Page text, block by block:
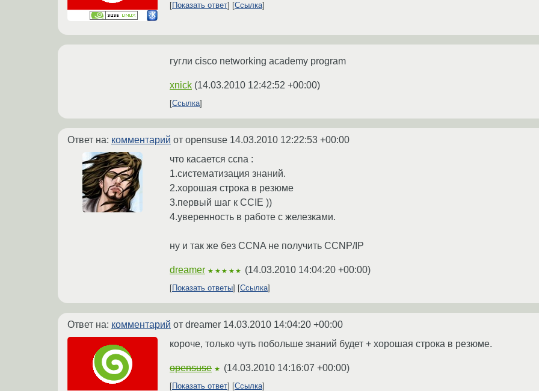
Показать ответ Ссылка
гугли cisco networking academy program
xnick (14.03.2010 12:42:52 +00:00)
Ссылка
Ответ на: комментарий от opensuse 14.03.2010 12:22:53 +00:00
что касается ccna :
1.систематизация знаний.
2.хорошая строка в резюме
3.первый шаг к CCIE ))
4.уверенность в работе с железками.
ну и так же без CCNA не получить CCNP/IP
dreamer ★★★★★ (14.03.2010 14:04:20 +00:00)
Показать ответы Ссылка
Ответ на: комментарий от dreamer 14.03.2010 14:04:20 +00:00
короче, только чуть побольше знаний будет + хорошая строка в резюме.
opensuse ★ (14.03.2010 14:16:07 +00:00)
Показать ответ Ссылка